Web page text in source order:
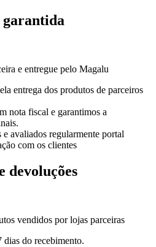
e entregue pelo Magalu
entrega dos produtos de parceiros
nota fiscal e garantimos a
avaliados regularmente portal
com os clientes
devoluções
vendidos por lojas parceiras
do recebimento.